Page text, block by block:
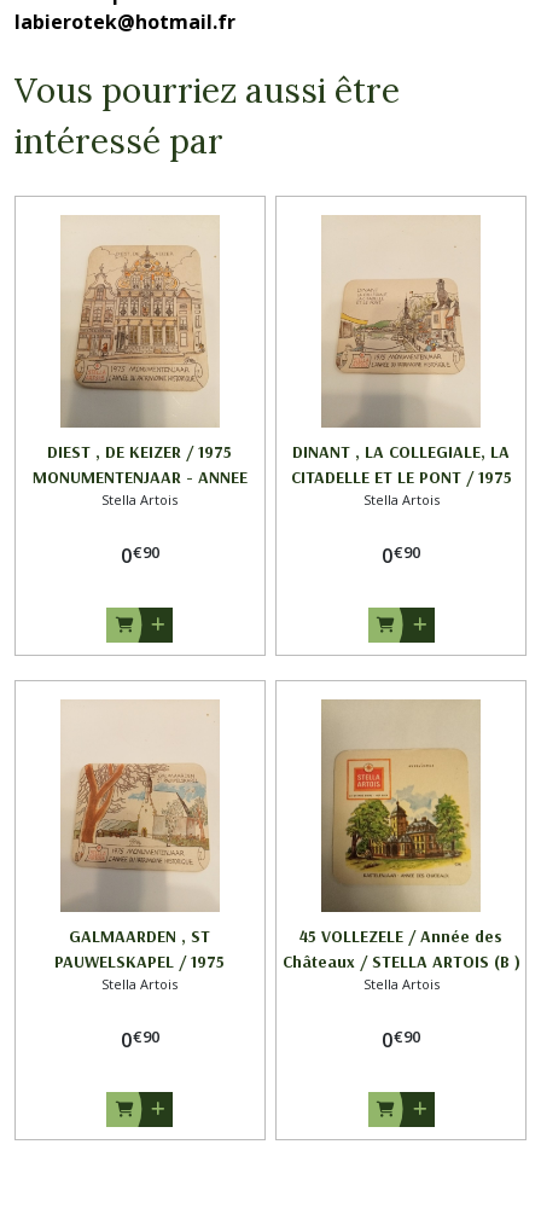
labierotek@hotmail.fr
Vous pourriez aussi être
intéressé par
DIEST , DE KEIZER / 1975
MONUMENTENJAAR - ANNEE
DU PATRIMOINE HISTORIQUE /
Stella Artois
0€90
DINANT , LA COLLEGIALE, LA
CITADELLE ET LE PONT / 1975
MONUMENTENJAAR - ANNEE
STELLA ARTOIS
Stella Artois
0€90
GALMAARDEN , ST
PAUWELSKAPEL / 1975
MONUMENTENJAAR - ANNEE
STELLA ARTOIS
Stella Artois
0€90
45 VOLLEZELE / Année des
Châteaux / STELLA ARTOIS (B )
Stella Artois
0€90